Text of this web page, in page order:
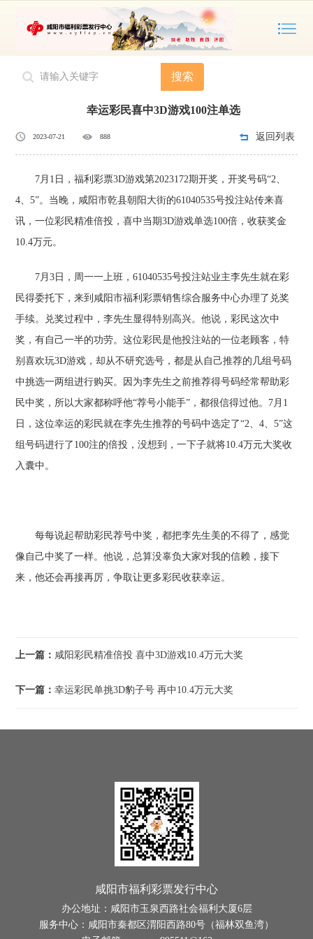
搜索
您的位置：主页>
幸运彩民喜中3D游戏100注单选
2023-07-21 888 返回列表
7月1日，福利彩票3D游戏第2023172期开奖，开奖号码“2、
4、5”。当晚，咸阳市乾县朝阳大街的61040535号投注站传来喜
讯，一位彩民精准倍投，喜中当期3D游戏单选100倍，收获奖金
10.4万元。
7月3日，周一一上班，61040535号投注站业主李先生就在彩
民得委托下，来到咸阳市福利彩票销售综合服务中心办理了兑奖
手续。兑奖过程中，李先生显得特别高兴。他说，彩民这次中
奖，有自己一半的功劳。这位彩民是他投注站的一位老顾客，特
别喜欢玩3D游戏，却从不研究选号，都是从自己推荐的几组号码
中挑选一两组进行购买。因为李先生之前推荐得号码经常帮助彩
民中奖，所以大家都称呼他“荐号小能手”，都很信得过他。7月1
日，这位幸运的彩民就在李先生推荐的号码中选定了“2、4、5”这
组号码进行了100注的倍投，没想到，一下子就将10.4万元大奖收
入囊中。
每每说起帮助彩民荐号中奖，都把李先生美的不得了，感觉
像自己中奖了一样。他说，总算没辜负大家对我的信赖，接下
来，他还会再接再厉，争取让更多彩民收获幸运。
上一篇： 咸阳彩民精准倍投 喜中3D游戏10.4万元大奖
下一篇：幸运彩民单挑3D豹子号 再中10.4万元大奖
咸阳市福利彩票发行中心
办公地址：咸阳市玉泉西路社会福利大厦6层
服务中心：咸阳市秦都区渭阳西路80号（福林双鱼湾）